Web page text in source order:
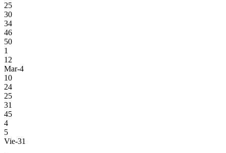
25
30
34
46
50
1
12
Mar-4
10
24
25
31
45
4
5
Vie-31